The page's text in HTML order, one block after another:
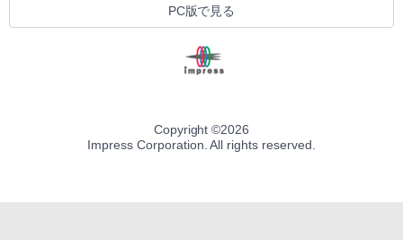
PC版で見る
Copyright ©2026
Impress Corporation. All rights reserved.